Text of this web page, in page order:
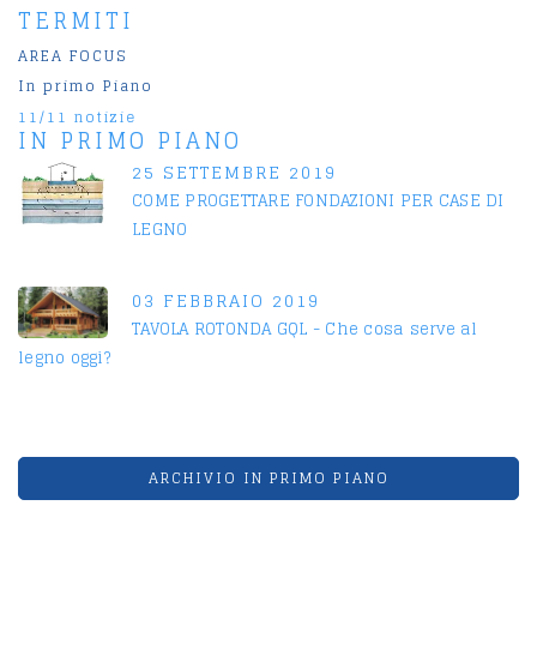
TERMITI
AREA FOCUS
In primo Piano
11/11 notizie
IN PRIMO PIANO
25 SETTEMBRE 2019
COME PROGETTARE FONDAZIONI PER CASE DI
LEGNO
03 FEBBRAIO 2019
TAVOLA ROTONDA GQL - Che cosa serve al
legno oggi?
ARCHIVIO IN PRIMO PIANO